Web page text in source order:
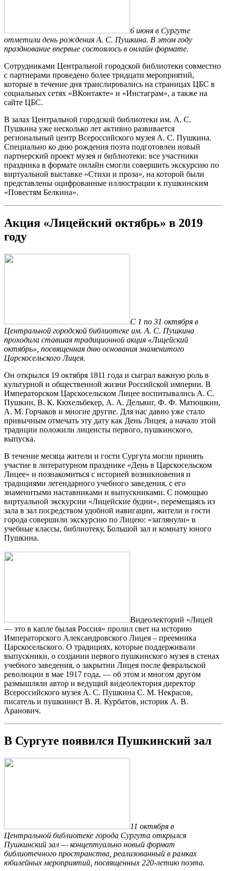
6 июня в Сургуте
отметили день рождения А. С. Пушкина. В этом году
празднование впервые состоялось в онлайн формате.
Сотрудниками Центральной городской библиотеки совместно
с партнерами проведено более тридцати мероприятий,
которые в течение дня транслировались на страницах ЦБС в
социальных сетях «ВКонтакте» и «Инстаграм», а также на
сайте ЦБС.
В залах Центральной городской библиотеки им. А. С.
Пушкина уже несколько лет активно развивается
региональный центр Всероссийского музея А. С. Пушкина.
Специально ко дню рождения поэта подготовлен новый
партнерский проект музея и библиотеки: все участники
праздника в формате онлайн смогли совершить экскурсию по
виртуальной выставке «Стихи и проза», на которой были
представлены оцифрованные иллюстрации к пушкинским
«Повестям Белкина».
Акция «Лицейский октябрь» в 2019
году
С 1 по 31 октября в
Центральной городской библиотеке им. А. С. Пушкина
проходила ставшая традиционной акция «Лицейский
октябрь», посвященная дню основания знаменитого
Царскосельского Лицея.
Он открылся 19 октября 1811 года и сыграл важную роль в
культурной и общественной жизни Российской империи. В
Императорском Царскосельском Лицее воспитывались А. С.
Пушкин, В. К. Кюхельбекер, А. А. Дельвиг, Ф. Ф. Матюшкин,
А. М. Горчаков и многие другие. Для нас давно уже стало
привычным отмечать эту дату как День Лицея, а начало этой
традиции положили лицеисты первого, пушкинского,
выпуска.
В течение месяца жители и гости Сургута могли принять
участие в литературном празднике «День в Царскосельском
Лицее» и познакомиться с историей возникновения и
традициями легендарного учебного заведения, с его
знаменитыми наставниками и выпускниками. С помощью
виртуальной экскурсии «Лицейские будни», перемещаясь из
зала в зал посредством удобной навигации, жители и гости
города совершили экскурсию по Лицею: «заглянули» в
учебные классы, библиотеку, Большой зал и комнату юного
Пушкина.
Видеолекторий «Лицей
— это в капле былая Россия» пролил свет на историю
Императорского Александровского Лицея – преемника
Царскосельского. О традициях, которые поддерживали
выпускники, о создании первого пушкинского музея в стенах
учебного заведения, о закрытии Лицея после февральской
революции в мае 1917 года, — об этом и многом другом
размышляли автор и ведущий видеолектория директор
Всероссийского музея А. С. Пушкина С. М. Некрасов,
писатель и пушкинист В. Я. Курбатов, историк А. В.
Аранович.
В Сургуте появился Пушкинский зал
11 октября в
Центральной библиотеке города Сургута открылся
Пушкинский зал — концептуально новый формат
библиотечного пространства, реализованный в рамках
юбилейных мероприятий, посвященных 220-летию поэта.